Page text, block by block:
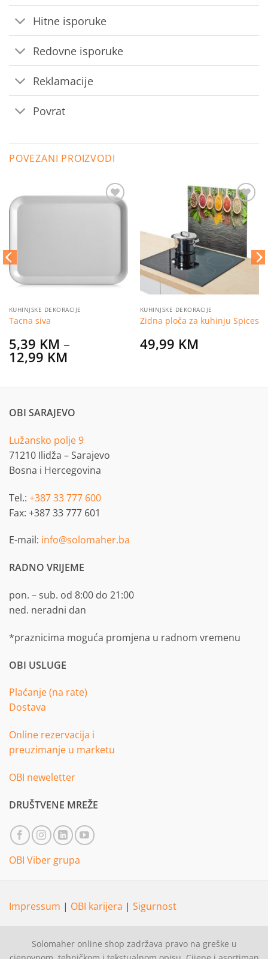
Hitne isporuke
Redovne isporuke
Reklamacije
Povrat
POVEZANI PROIZVODI
Dodaj
KUHINJSKE DEKORACIJE
Tacna siva
5,39 KM –
12,99 KMPrice
12,99 KM
Dodaj
na
listu
želja
KUHINJSKE DEKORACIJE
Zidna ploča za kuhinju Spices
49,99 KM
OBI SARAJEVO
Lužansko polje 9
71210 Ilidža – Sarajevo
Bosna i Hercegovina
Tel.: +387 33 777 600
Fax: +387 33 777 601
E-mail: info@solomaher.ba
RADNO VRIJEME
pon. – sub. od 8:00 do 21:00
ned. neradni dan
*praznicima moguća promjena u radnom vremenu
OBI USLUGE
Plaćanje (na rate)
Dostava
Online rezervacija i
preuzimanje u marketu
OBI neweletter
DRUŠTVENE MREŽE
OBI Viber grupa
Impressum | OBI karijera | Sigurnost
Solomaher online shop zadržava pravo na greške u